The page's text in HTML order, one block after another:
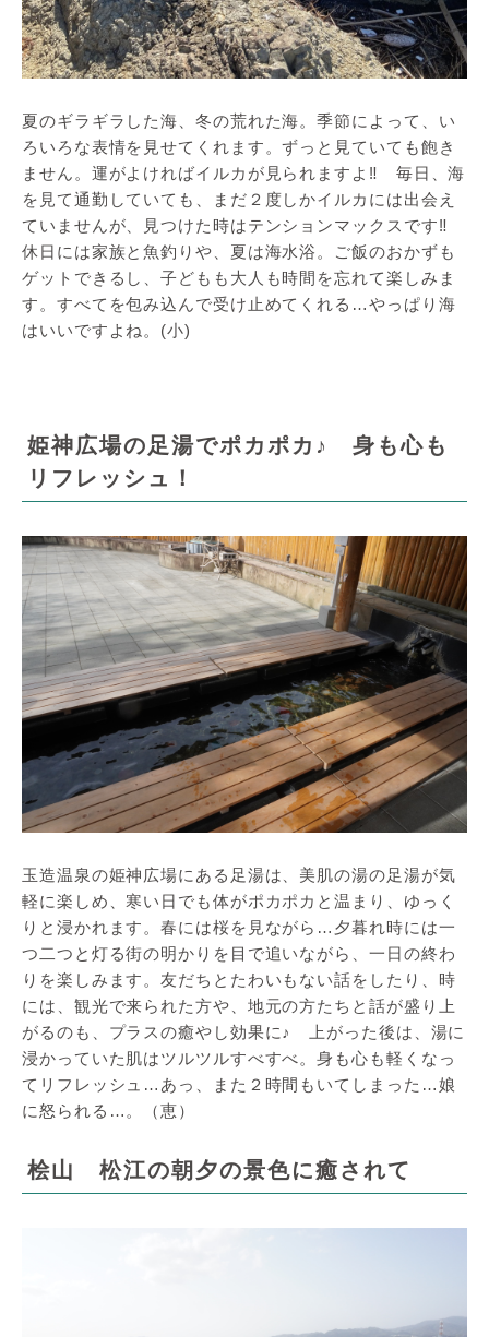
夏のギラギラした海、冬の荒れた海。季節によって、い
ろいろな表情を見せてくれます。ずっと見ていても飽き
ません。運がよければイルカが見られますよ‼ 毎日、海
を見て通勤していても、まだ２度しかイルカには出会え
ていませんが、見つけた時はテンションマックスです‼
休日には家族と魚釣りや、夏は海水浴。ご飯のおかずも
ゲットできるし、子どもも大人も時間を忘れて楽しみま
す。すべてを包み込んで受け止めてくれる…やっぱり海
はいいですよね。(小)
姫神広場の足湯でポカポカ♪ 身も心も
リフレッシュ！
玉造温泉の姫神広場にある足湯は、美肌の湯の足湯が気
軽に楽しめ、寒い日でも体がポカポカと温まり、ゆっく
りと浸かれます。春には桜を見ながら…夕暮れ時には一
つ二つと灯る街の明かりを目で追いながら、一日の終わ
りを楽しみます。友だちとたわいもない話をしたり、時
には、観光で来られた方や、地元の方たちと話が盛り上
がるのも、プラスの癒やし効果に♪ 上がった後は、湯に
浸かっていた肌はツルツルすべすべ。身も心も軽くなっ
てリフレッシュ…あっ、また２時間もいてしまった…娘
に怒られる…。（恵）
桧山 松江の朝夕の景色に癒されて